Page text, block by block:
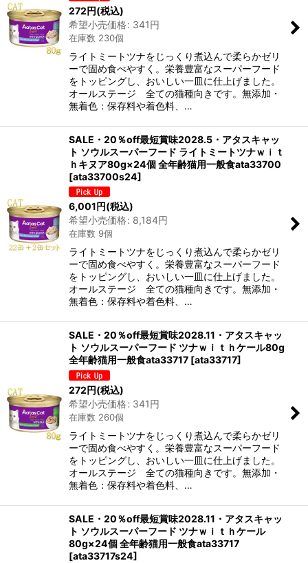
272円(税込)
希望小売価格: 341円
在庫数 230個
ライトミートツナをじっくり煮込んで柔らかゼリ
ーで固め食べやすく。栄養豊富なスーパーフード
をトッピングし、おいしい一皿に仕上げました。
オールステージ 全ての猫種向きです。無添加・
無着色：保存料や着色料、…
SALE・20％off最短賞味2028.5・アタスキャッ
ト ソウルスーパーフード ライトミートツナｗｉｔ
ｈキヌア80g×24個 全年齢猫用一般食ata33700
[ata33700s24]
6,001円(税込)
希望小売価格: 8,184円
在庫数 9個
ライトミートツナをじっくり煮込んで柔らかゼリ
ーで固め食べやすく。栄養豊富なスーパーフード
をトッピングし、おいしい一皿に仕上げました。
オールステージ 全ての猫種向きです。無添加・
無着色：保存料や着色料、…
SALE・20％off最短賞味2028.11・アタスキャッ
ト ソウルスーパーフード ツナｗｉｔｈケール80g
全年齢猫用一般食ata33717 [ata33717]
272円(税込)
希望小売価格: 341円
在庫数 260個
ライトミートツナをじっくり煮込んで柔らかゼリ
ーで固め食べやすく。栄養豊富なスーパーフード
をトッピングし、おいしい一皿に仕上げました。
オールステージ 全ての猫種向きです。無添加・
無着色：保存料や着色料、…
SALE・20％off最短賞味2028.11・アタスキャッ
ト ソウルスーパーフード ツナｗｉｔｈケール
80g×24個 全年齢猫用一般食ata33717
[ata33717s24]